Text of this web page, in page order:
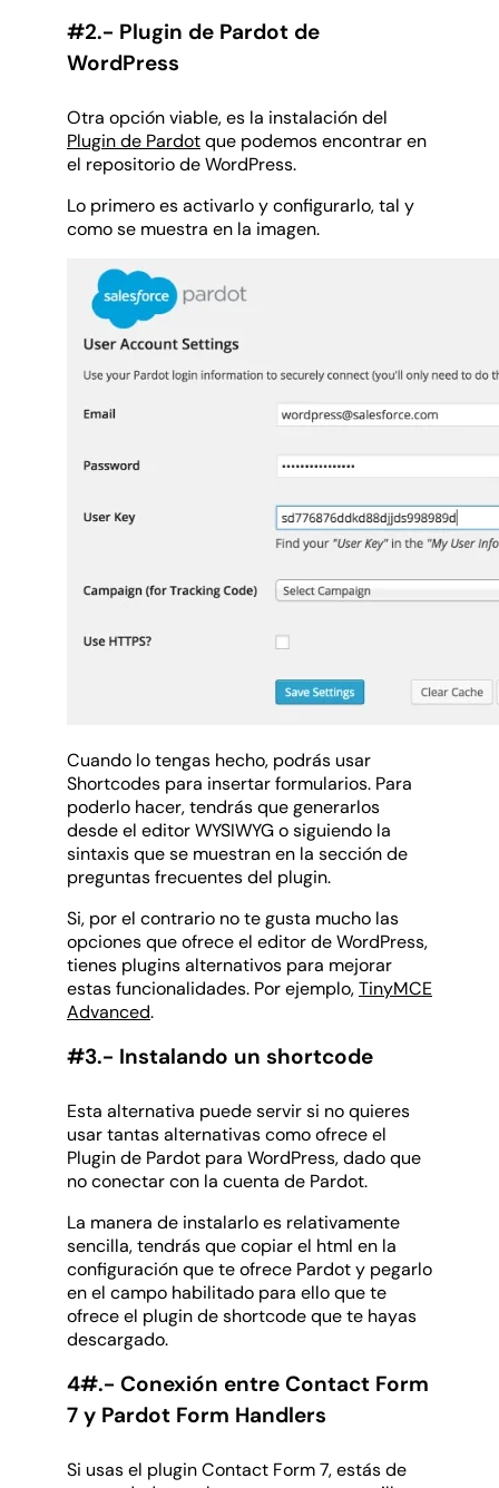
#2.- Plugin de Pardot de
WordPress
Otra opción viable, es la instalación del
Plugin de Pardotque podemos encontrar en
el repositorio de WordPress.
Lo primero es activarlo y configurarlo, tal y
como se muestra en la imagen.
Cuando lo tengas hecho, podrás usar
Shortcodes para insertar formularios. Para
poderlo hacer, tendrás que generarlos
desde el editor WYSIWYG o siguiendo la
sintaxis que se muestran en la sección de
preguntas frecuentes del plugin.
Si, por el contrario no te gusta mucho las
opciones que ofrece el editor de WordPress,
tienes plugins alternativos para mejorar
estas funcionalidades. Por ejemplo,TinyMCE
Advanced.
#3.- Instalando un shortcode
Esta alternativa puede servir si no quieres
usar tantas alternativas como ofrece el
Plugin de Pardot para WordPress, dado que
no conectar con la cuenta de Pardot.
La manera de instalarlo es relativamente
sencilla, tendrás que copiar el html en la
configuración que te ofrece Pardot y pegarlo
en el campo habilitado para ello que te
ofrece el plugin de shortcode que te hayas
descargado.
4#.- Conexión entre Contact Form
7 y Pardot Form Handlers
Si usas el plugin Contact Form 7, estás de